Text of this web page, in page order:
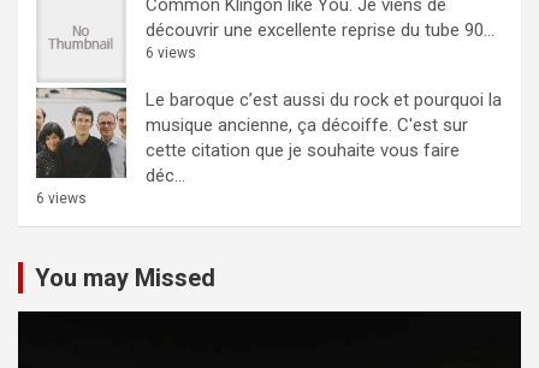
Common Klingon like You. Je viens de
découvrir une excellente reprise du tube 90...
6 views
Le baroque c’est aussi du rock et pourquoi la
musique ancienne, ça décoiffe. C'est sur
cette citation que je souhaite vous faire
déc...
6 views
You may Missed